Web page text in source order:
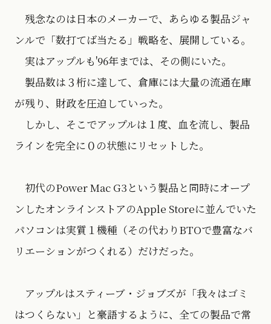
残念なのは日本のメーカーで、あらゆる製品ジャ
ンルで「数打てば当たる」戦略を、展開している。
実はアップルも'96年までは、その側にいた。
製品数は３桁に達して、倉庫には大量の流通在庫
が残り、財政を圧迫していった。
しかし、そこでアップルは１度、血を流し、製品
ラインを完全に０の状態にリセットした。
初代のPower Mac G3という製品と同時にオープ
ンしたオンラインストアのApple Storeに並んでいた
パソコンは実質１機種（その代わりBTOで豊富なバ
リエーションがつくれる）だけだった。
アップルはスティーブ・ジョブズが「我々はゴミ
はつくらない」と豪語するように、全ての製品で常